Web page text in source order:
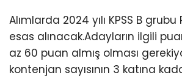
Alımlarda 2024 yılı KPSS B
esas alınacak.Adayların ilgili
az 60 puan almış olması
kontenjan sayısının 3 katına